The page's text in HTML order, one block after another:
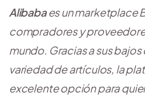
Alibabaes un marketplace
compradores y
mundo. Gracias a sus
variedad de artículos, la
excelente opción para